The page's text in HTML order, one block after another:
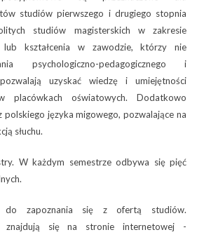
studiów pierwszego i drugiego stopnia
studiów magisterskich w zakresie
lub kształcenia w zawodzie, którzy nie
psychologiczno-pedagogicznego i
uzyskać wiedzę i umiejętności
oświatowych. Dodatkowo
polskiego języka migowego, pozwalające na
słuchu.
W każdym semestrze odbywa się pięć
do zapoznania się z ofertą studiów.
znajdują się na stronie internetowej -